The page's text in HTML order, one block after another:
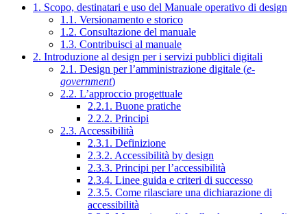
1. Scopo, destinatari e uso del Manuale operativo di design
1.1. Versionamento e storico
1.2. Consultazione del manuale
1.3. Contribuisci al manuale
2. Introduzione al design per i servizi pubblici digitali
2.1. Design per l’amministrazione digitale (e-
government)
2.2. L’approccio progettuale
2.2.1. Buone pratiche
2.2.2. Principi
2.3. Accessibilità
2.3.1. Definizione
2.3.2. Accessibilità by design
2.3.3. Principi per l’accessibilità
2.3.4. Linee guida e criteri di successo
2.3.5. Come rilasciare una dichiarazione di
accessibilità